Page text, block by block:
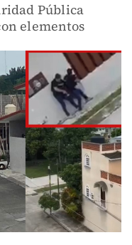
Pública
elementos